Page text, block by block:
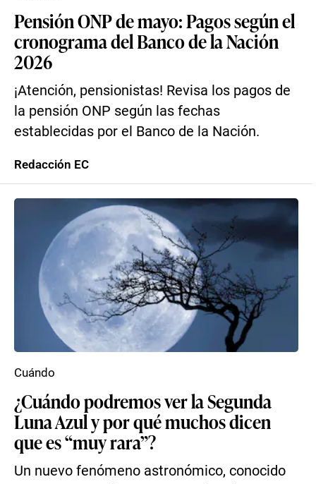
Pensión ONP de mayo: Pagos según el
cronograma del Banco de la Nación
2026
¡Atención, pensionistas! Revisa los pagos de
la pensión ONP según las fechas
establecidas por el Banco de la Nación.
Redacción EC
¿Cuándo podremos ver la Segunda
Luna Azul y por qué muchos dicen
que es “muy rara”?
Un nuevo fenómeno astronómico, conocido
Cuándo